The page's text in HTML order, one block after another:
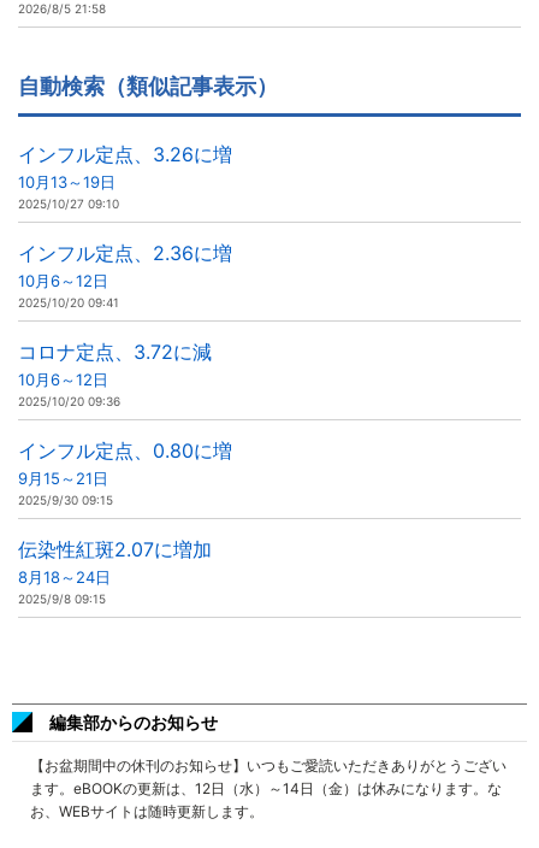
2026/8/5 21:58
自動検索（類似記事表示）
インフル定点、3.26に増
10月13～19日
2025/10/27 09:10
インフル定点、2.36に増
10月6～12日
2025/10/20 09:41
コロナ定点、3.72に減
10月6～12日
2025/10/20 09:36
インフル定点、0.80に増
9月15～21日
2025/9/30 09:15
伝染性紅斑2.07に増加
8月18～24日
2025/9/8 09:15
編集部からのお知らせ
【お盆期間中の休刊のお知らせ】いつもご愛読いただきありがとうござい
ます。eBOOKの更新は、12日（水）～14日（金）は休みになります。な
お、WEBサイトは随時更新します。